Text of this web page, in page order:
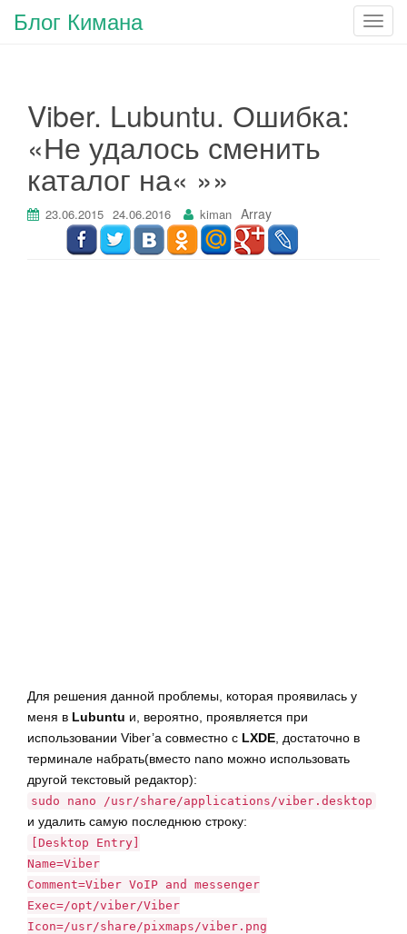
П
Блог Кимана
Viber. Lubuntu. Ошибка:
«Не удалось сменить
каталог на« »»
23.06.2015 24.06.2016 kiman Array
Для решения данной проблемы, которая проявилась у
меня в Lubuntu и, вероятно, проявляется при
использовании Viber’а совместно с LXDE , достаточно в
терминале набрать(вместо nano можно использовать
другой текстовый редактор):
sudo nano /usr/share/applications/viber.desktop
и удалить самую последнюю строку:
[Desktop Entry]
Name=Viber
Comment=Viber VoIP and messenger
Exec=/opt/viber/Viber
Icon=/usr/share/pixmaps/viber.png